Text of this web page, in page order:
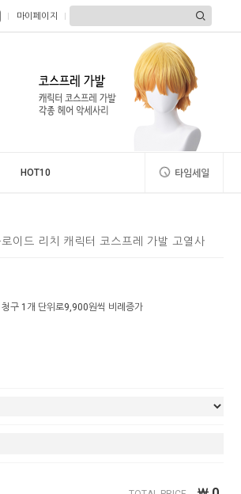
마이페이지
HOT10 타임세일
이드 리치 캐릭터 코스프레 가발 고열사
구 1개 단위로9,900원씩 비례증가